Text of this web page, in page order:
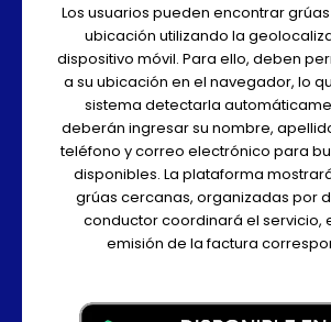
Los usuarios pueden encontrar
ubicación utilizando la
dispositivo móvil. Para ello, deben
a su ubicación en el navegador, lo
sistema detectarla
deberán ingresar su nombre,
teléfono y correo electrónico para
disponibles. La plataforma
grúas cercanas, organizadas por
conductor coordinará el servicio,
emisión de la factura